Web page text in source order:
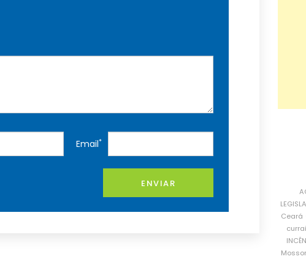
Email*
ENVIAR
Ceará